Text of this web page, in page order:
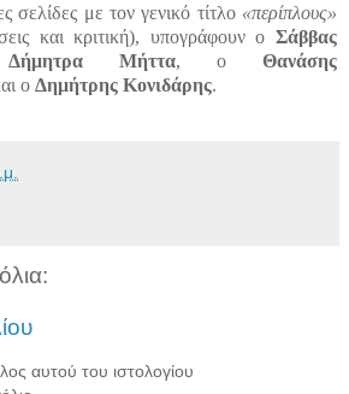
σελίδες με τον γενικό τίτλο «περίπλους»
και κριτική), υπογράφουν ο Σάββας
Δήμητρα Μήττα, ο Θανάσης
ο Δημήτρης Κονιδάρης.
αυτού του ιστολογίου